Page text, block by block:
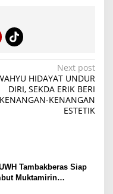
Next post
HIDAYAT UNDUR
DIRI, SEKDA ERIK BERI
KENANGAN-KENANGAN
ESTETIK
Tambakberas Siap
Muktamirin